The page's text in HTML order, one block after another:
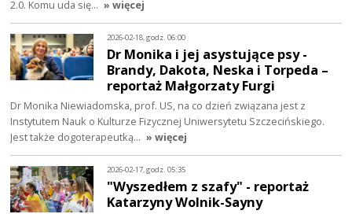
2.0. Komu uda się… » więcej
2026-02-18, godz. 06:00
Dr Monika i jej asystujące psy -
Brandy, Dakota, Neska i Torpeda –
reportaż Małgorzaty Furgi
Dr Monika Niewiadomska, prof. US, na co dzień związana jest z
Instytutem Nauk o Kulturze Fizycznej Uniwersytetu Szczecińskiego.
Jest także dogoterapeutką… » więcej
2026-02-17, godz. 05:35
"Wyszedłem z szafy" - reportaż
Katarzyny Wolnik-Sayny